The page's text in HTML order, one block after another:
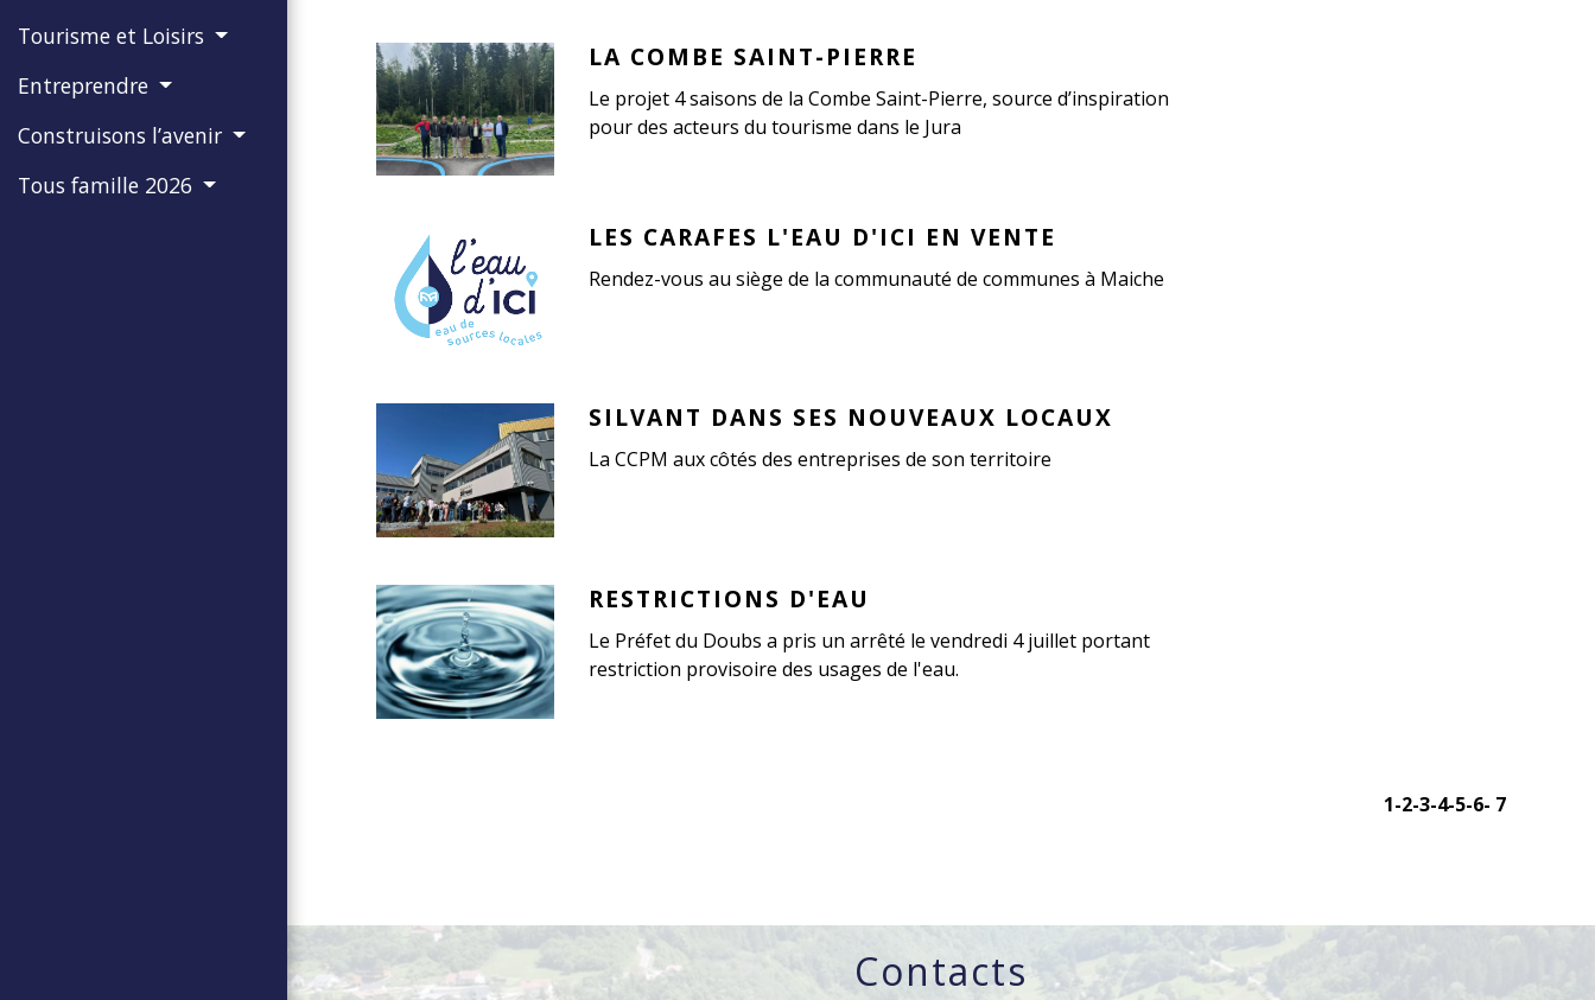
Tourisme et Loisirs
Entreprendre
Construisons l’avenir
Tous famille 2026
LA COMBE SAINT-PIERRE
Le projet 4 saisons de la Combe Saint-Pierre, source d’inspiration
pour des acteurs du tourisme dans le Jura
LES CARAFES L'EAU D'ICI EN VENTE
Rendez-vous au siège de la communauté de communes à Maiche
SILVANT DANS SES NOUVEAUX LOCAUX
La CCPM aux côtés des entreprises de son territoire
RESTRICTIONS D'EAU
Le Préfet du Doubs a pris un arrêté le vendredi 4 juillet portant
restriction provisoire des usages de l'eau.
1-2-3-4-5-6- 7
Contacts